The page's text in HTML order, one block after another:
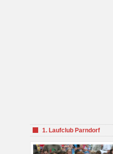
1. Laufclub Parndorf